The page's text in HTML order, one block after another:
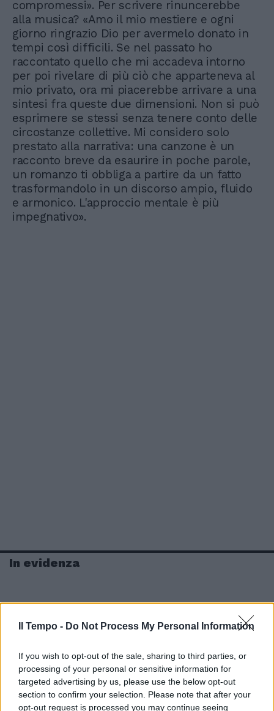
Il Tempo - Do Not Process My Personal Information
If you wish to opt-out of the sale, sharing to third parties, or
processing of your personal or sensitive information for
targeted advertising by us, please use the below opt-out
section to confirm your selection. Please note that after your
opt-out request is processed you may continue seeing
compromessi». Per scrivere rinuncerebbe
alla musica? «Amo il mio mestiere e ogni
giorno ringrazio Dio per avermelo donato in
tempi così difficili. Se nel passato ho
raccontato quello che mi accadeva intorno
per poi rivelare di più ciò che apparteneva al
mio privato, ora mi piacerebbe arrivare a una
sintesi fra queste due dimensioni. Non si può
esprimere se stessi senza tenere conto delle
circostanze collettive. Mi considero solo
prestato alla narrativa: una canzone è un
racconto breve da esaurire in poche parole,
un romanzo ti obbliga a partire da un fatto
trasformandolo in un discorso ampio, fluido
e armonico. L'approccio mentale è più
impegnativo».
In evidenza